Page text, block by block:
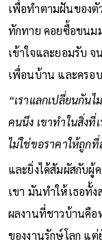
เพื่อทำตามฝันของตั
ทักทาย คอยซื้อขนม
เข้าใจและยอมรับ จ
เพื่อนบ้าน และครอ
“เราแลกเปลี่ยนกัน
คนนึง เขาทำในสิ่งที่
ไม่ใช่ขอราคาให้ถูก
และยิ่งได้สัมผัสกับผู้
เขา มันทำให้เธอทั้ง
ผลงานที่ชาวบ้านคื
ของงานรักษ์โลก แ